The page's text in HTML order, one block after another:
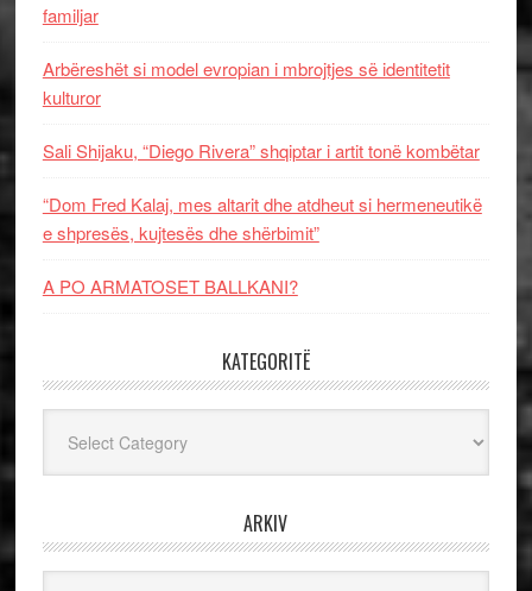
familjar
Arbëreshët si model evropian i mbrojtjes së identitetit
kulturor
Sali Shijaku, “Diego Rivera” shqiptar i artit tonë kombëtar
“Dom Fred Kalaj, mes altarit dhe atdheut si hermeneutikë
e shpresës, kujtesës dhe shërbimit”
A PO ARMATOSET BALLKANI?
KATEGORITË
ARKIV